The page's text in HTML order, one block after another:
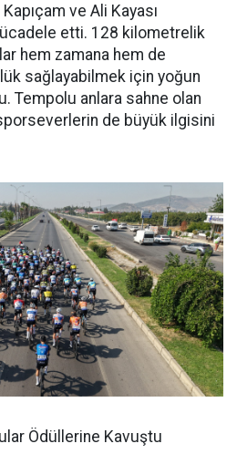
ve Ali Kayası
etti. 128 kilometrelik
hem zamana hem de
sağlayabilmek için yoğun
Tempolu anlara sahne olan
de büyük ilgisini
Ödüllerine Kavuştu